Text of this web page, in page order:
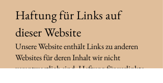
Haftung für Links auf
dieser Website
Unsere Website enthält Links zu anderen
Websites für deren Inhalt wir nicht
verantwortlich sind. Haftung für verlinkte